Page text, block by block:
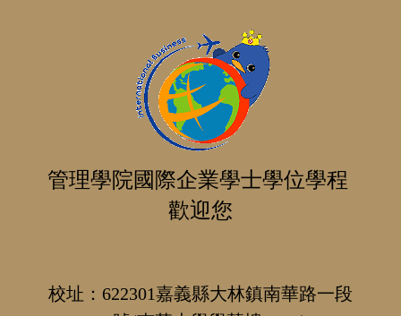
管理學院國際企業學士學位學程
歡迎您
校址 ：622301嘉義縣大林鎮南華路一段